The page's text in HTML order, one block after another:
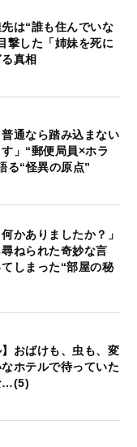
先は“誰も住んでいな
撃した「姉妹を死に
真相
普通なら踏み込まない
」“郵便局員×ホラ
る“怪異の原点”
かありましたか？」
ねられた奇妙な言
しまった“部屋の秘
】おばけも、虫も、変
ホテルで待っていた
…(5)